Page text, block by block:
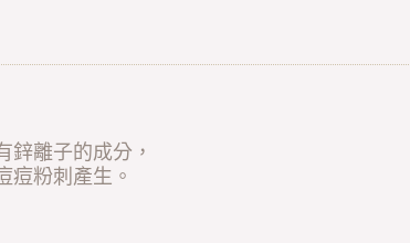
鋅離子的成分，
痘粉刺產生。